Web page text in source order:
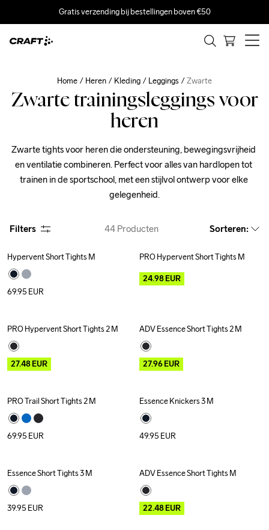
Gratis verzending bij bestellingen boven €50
Home Heren Kleding Leggings Zwarte
Zwarte trainingsleggings voor
heren
Zwarte tights voor heren die ondersteuning, bewegingsvrijheid
en ventilatie combineren. Perfect voor alles van hardlopen tot
trainen in de sportschool, met een stijlvol ontwerp voor elke
gelegenheid.
Filters 44 Producten Sorteren:
Hypervent Short Tights M
69.95 EUR
Outlet
PRO Hypervent Short Tights M
24.98EUR
Outlet
PRO Hypervent Short Tights 2 M
27.48EUR
Outlet
ADV Essence Short Tights 2 M
27.96EUR
PRO Trail Short Tights 2 M
69.95 EUR
Essence Knickers 3 M
49.95 EUR
Essence Short Tights 3 M
39.95 EUR
Outlet Recycled
ADV Essence Short Tights M
22.48EUR